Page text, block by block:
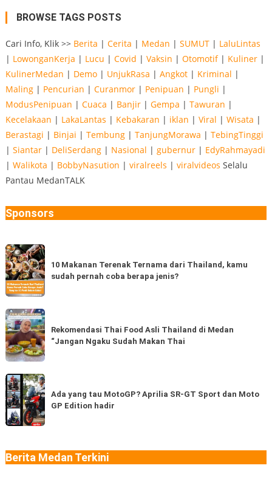
BROWSE TAGS POSTS
Cari Info, Klik >> Berita | Cerita | Medan | SUMUT| LaluLintas
| LowonganKerja | Lucu | Covid | Vaksin | Otomotif| Kuliner|
KulinerMedan | Demo| UnjukRasa | Angkot| Kriminal |
Maling| Pencurian | Curanmor| Penipuan | Pungli |
ModusPenipuan | Cuaca | Banjir| Gempa | Tawuran |
Kecelakaan | LakaLantas | Kebakaran | iklan | Viral | Wisata |
Berastagi | Binjai | Tembung| TanjungMorawa | TebingTinggi
| Siantar| DeliSerdang| Nasional | gubernur| EdyRahmayadi
| Walikota | BobbyNasution | viralreels | viralvideos Selalu
Pantau MedanTALK
Sponsors
10
Makanan
Terenak
Ternama
dari
Thailand,
kamu
sudah
coba
berapa
jenis?
10 Makanan Terenak Ternama dari Thailand, kamu
sudah pernah coba berapa jenis?
Rekomendasi
Thai
Food
Asli
Thailand
di
Medan
“Jangan
Sudah
Makan
Rekomendasi Thai Food Asli Thailand di Medan
“Jangan Ngaku Sudah Makan Thai
Ada
yang
tau
MotoGP?
SR-
GT
Ada yang tau MotoGP? Aprilia SR-GT Sport dan Moto
GP Edition hadir
Berita Medan Terkini